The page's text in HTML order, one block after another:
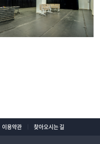
이용약관 찾아오시는 길